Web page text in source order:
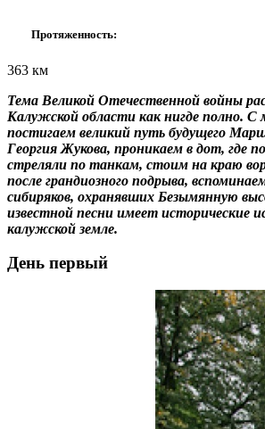
Протяженность:
363 км
Тема Великой Отечественной войны
Калужской области как нигде полно.
постигаем великий путь будущего
Георгия Жукова, проникаем в дот, где
стреляли по танкам, стоим на краю
после грандиозного подрыва,
сибиряков, охранявших Безымянную
известной песни имеет исторические
калужской земле.
День первый